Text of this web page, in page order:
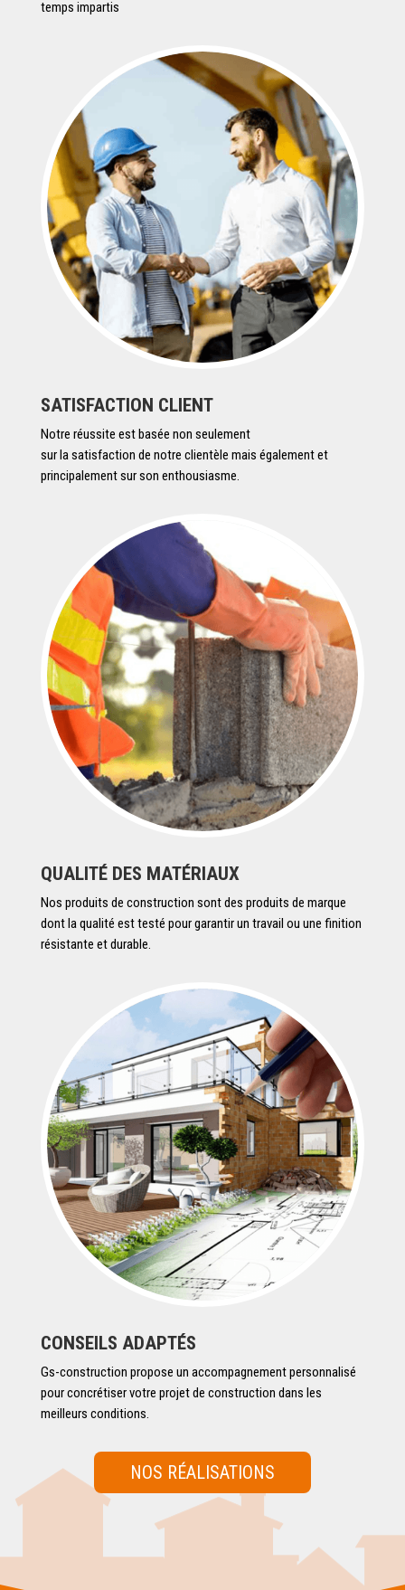
temps impartis
SATISFACTION CLIENT
Notre réussite est basée non seulement
sur la satisfaction de notre clientèle mais également et
principalement sur son enthousiasme.
QUALITÉ DES MATÉRIAUX
Nos produits de construction sont des produits de marque
dont la qualité est testé pour garantir un travail ou une finition
résistante et durable.
CONSEILS ADAPTÉS
Gs-construction propose un accompagnement personnalisé
pour concrétiser votre projet de construction dans les
meilleurs conditions.
NOS RÉALISATIONS